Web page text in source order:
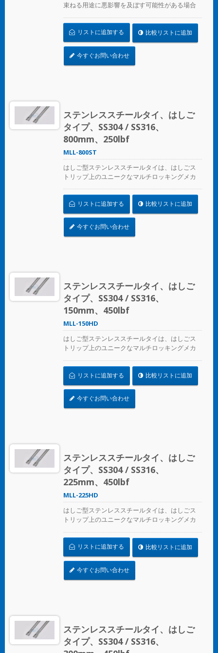
束ねる用途に悪影響を及ぼす可能性がある場合
固定するために設計されています。腐食、振
動、風化、放射線、温度の極端な変化が懸念さ
れる場所で使用され、ステンレススチールタイ
はほぼすべての屋内、屋外、地下の用途で使用
できます。
リストに追加する 比較リストに追加
今すぐお問い合わせ
ステンレススチールタイ、はしご
タイプ、SS304 / SS316、
800mm、250lbf
MLL-800ST
はしご型ステンレススチールタイは、はしごス
トリップ上のユニークなマルチロッキングメカ
す
リストに追加する 比較リストに追加
今すぐお問い合わせ
ステンレススチールタイ、はしご
タイプ、SS304 / SS316、
150mm、450lbf
MLL-150HD
はしご型ステンレススチールタイは、はしごス
トリップ上のユニークなマルチロッキングメカ
す
リストに追加する 比較リストに追加
今すぐお問い合わせ
ステンレススチールタイ、はしご
タイプ、SS304 / SS316、
225mm、450lbf
MLL-225HD
はしご型ステンレススチールタイは、はしごス
トリップ上のユニークなマルチロッキングメカ
す
リストに追加する 比較リストに追加
今すぐお問い合わせ
ステンレススチールタイ、はしご
タイプ、SS304 / SS316、